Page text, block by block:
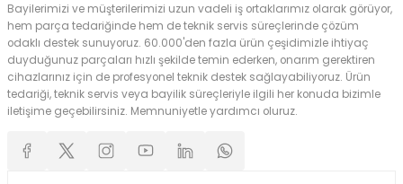
Bayilerimizi ve müşterilerimizi uzun vadeli iş ortaklarımız olarak görüyor,
hem parça tedariğinde hem de teknik servis süreçlerinde çözüm
odaklı destek sunuyoruz. 60.000'den fazla ürün çeşidimizle ihtiyaç
duyduğunuz parçaları hızlı şekilde temin ederken, onarım gerektiren
cihazlarınız için de profesyonel teknik destek sağlayabiliyoruz. Ürün
tedariği, teknik servis veya bayilik süreçleriyle ilgili her konuda bizimle
iletişime geçebilirsiniz. Memnuniyetle yardımcı oluruz.